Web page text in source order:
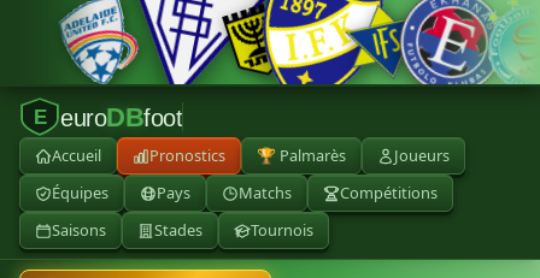
E euroDBfoot
Accueil Pronostics 🏆 Palmarès
Joueurs
Équipes
Pays Matchs
Compétitions
Saisons
Stades Tournois